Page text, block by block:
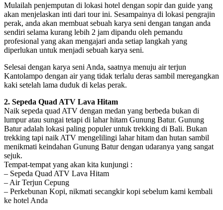
Mulailah penjemputan di lokasi hotel dengan sopir dan guide yang
akan menjelaskan inti dari tour ini. Sesampainya di lokasi pengrajin
perak, anda akan membuat sebuah karya seni dengan tangan anda
sendiri selama kurang lebih 2 jam dipandu oleh pemandu
profesional yang akan mengajari anda setiap langkah yang
diperlukan untuk menjadi sebuah karya seni.
Selesai dengan karya seni Anda, saatnya menuju air terjun
Kantolampo dengan air yang tidak terlalu deras sambil meregangkan
kaki setelah lama duduk di kelas perak.
2. Sepeda Quad ATV Lava Hitam
Naik sepeda quad ATV dengan medan yang berbeda bukan di
lumpur atau sungai tetapi di lahar hitam Gunung Batur. Gunung
Batur adalah lokasi paling populer untuk trekking di Bali. Bukan
trekking tapi naik ATV mengelilingi lahar hitam dan hutan sambil
menikmati keindahan Gunung Batur dengan udaranya yang sangat
sejuk.
Tempat-tempat yang akan kita kunjungi :
– Sepeda Quad ATV Lava Hitam
– Air Terjun Cepung
– Perkebunan Kopi, nikmati secangkir kopi sebelum kami kembali
ke hotel Anda